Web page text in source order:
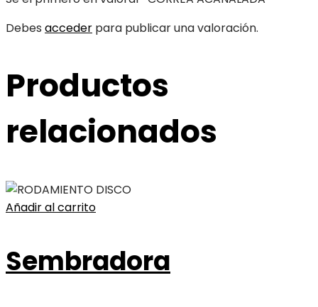
Debes acceder para publicar una valoración.
Productos
relacionados
Añadir al carrito
Sembradora